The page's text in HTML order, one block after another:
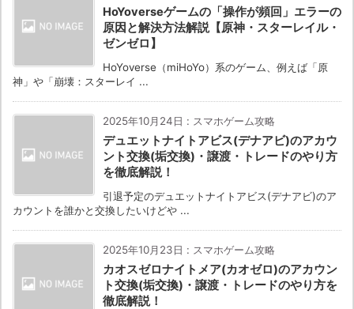
HoYoverseゲームの「操作が頻回」エラーの
原因と解決方法解説【原神・スターレイル・
ゼンゼロ】
HoYoverse（miHoYo）系のゲーム、例えば「原
神」や「崩壊：スターレイ ...
2025年10月24日 : スマホゲーム攻略
デュエットナイトアビス(デナアビ)のアカウ
ント交換(垢交換)・譲渡・トレードのやり方
を徹底解説！
引退予定のデュエットナイトアビス(デナアビ)のア
カウントを誰かと交換したいけどや ...
2025年10月23日 : スマホゲーム攻略
カオスゼロナイトメア(カオゼロ)のアカウン
ト交換(垢交換)・譲渡・トレードのやり方を
徹底解説！